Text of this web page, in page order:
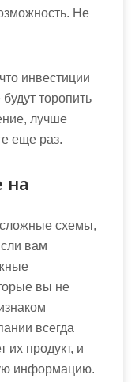
Не
инвестиции
торопить
лучше
еще раз.
на
схемы,
вам
вы не
всегда
их продукт, и
информацию.